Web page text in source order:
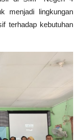
menjadi lingkungan
terhadap kebutuhan